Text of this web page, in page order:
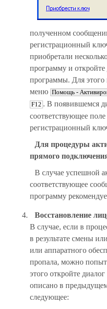
полученном
регистрационный
приобретали
программу и
программы. Для этого
меню Помощь -
F12 . В появившемся
соответствующее
регистрационный
Для процедуры активации необходимо наличие
прямого
В случае успешной активации вы получите
соответствующее
программу
Восстановление
В случае, если в
в результате смены
или аппаратного
пропала, можно
этого откройте
описано в
следующее: